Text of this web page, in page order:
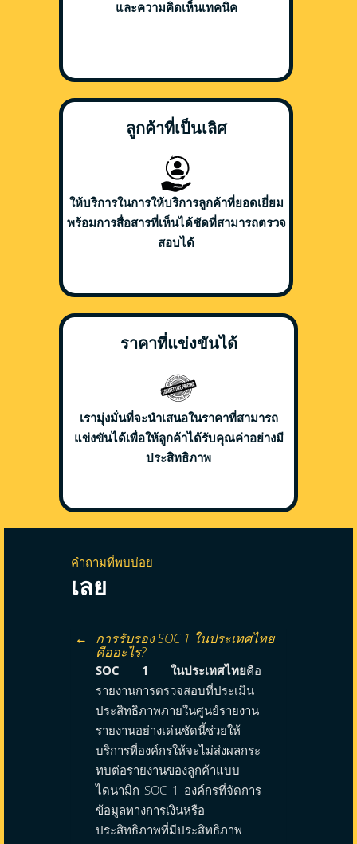
และความคิดเห็นเทคนิค
ลูกค้าที่เป็นเลิศ
ให้บริการในการให้บริการลูกค้าที่ยอดเยี่ยม
พร้อมการสื่อสารที่เห็นได้ชัดที่สามารถตรวจ
สอบได้
ราคาที่แข่งขันได้
เรามุ่งมั่นที่จะนำเสนอในราคาที่สามารถ
แข่งขันได้เพื่อให้ลูกค้าได้รับคุณค่าอย่างมี
ประสิทธิภาพ
คำถามที่พบบ่อย
เลย
การรับรอง SOC 1 ในประเทศไทย
คืออะไร?
SOC 1 ในประเทศไทยคือ
รายงานการตรวจสอบที่ประเมิน
ประสิทธิภาพภายในศูนย์รายงาน
รายงานอย่างเด่นชัดนี้ช่วยให้
บริการที่องค์กรให้จะไม่ส่งผลกระ
ทบต่อรายงานของลูกค้าแบบ
ไดนามิก SOC 1 องค์กรที่จัดการ
ข้อมูลทางการเงินหรือ
ประสิทธิภาพที่มีประสิทธิภาพ